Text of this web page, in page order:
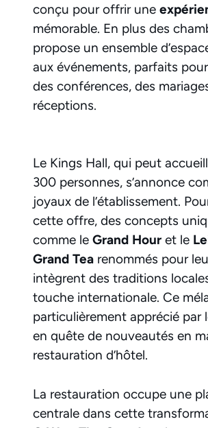
conçu pour offrir une
mémorable. En plus des
propose un ensemble
aux événements, parfaits
des conférences, des
réceptions.
Le Kings Hall, qui peut
300 personnes, s’annonce
joyaux de l’établissement.
cette offre, des concepts
comme le Grand Hour et le
Grand Tea renommés pour
intègrent des traditions
touche internationale. Ce
particulièrement apprécié par
en quête de nouveautés en
restauration d’hôtel.
La restauration occupe une
centrale dans cette